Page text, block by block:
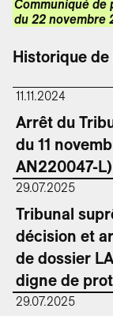
Communiqué de
du 22 novembre
Historique
11.11.2024
Arrêt du
du 11
AN220047-L)
29.07.2025
Tribunal
décision et
de dossier
digne de
29.07.2025